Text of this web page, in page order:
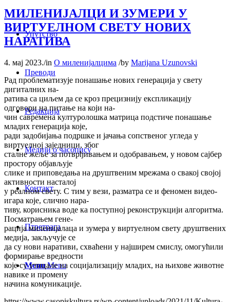
Упутство
Преводи
Редакција
Медији о часопису
Контакт
Птретрага
Menu Menu
МИЛЕНИЈАЛЦИ И ЗУМЕРИ У
ВИРТУЕЛНОМ СВЕТУ НОВИХ
НАРАТИВА
4. мај 2023./in О миленијалцима /by Marijana Uzunovski
Рад проблематизује понашање нових генерација у свету
дигиталних на-
ратива са циљем да се кроз прецизнију експликацију
одговори на питање на који на-
чин савремена културолошка матрица подстиче понашање
младих генерација које,
ради задобијања подршке и јачања сопственог угледа у
виртуелној заједници, због
сталне жеље за потврђивањем и одобравањем, у новом сајбер
простору објављује
слике и приповедања на друштвеним мрежама о свакој својој
активности насталој
у реалном свету. С тим у вези, разматра се и феномен видео-
игара које, слично нара-
тиву, корисника воде ка поступној реконструкцији алгоритма.
Посматрањем гене-
рација миленијалаца и зумера у виртуелном свету друштвених
медија, закључује се
да су нови наративи, схваћени у најширем смислу, омогућили
формирање вредности
које су утицале на социјализацију младих, на њихове животне
навике и промену
начина комуникације.